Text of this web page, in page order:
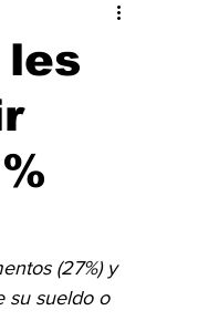
Santa Fe
Liga Sanlorencina
les
(27%) y
su sueldo o